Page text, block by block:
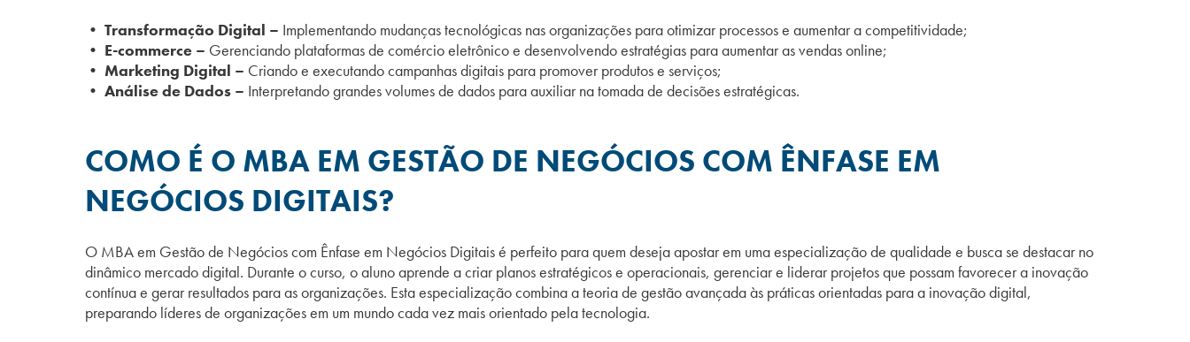
• Transformação Digital – Implementando mudanças tecnológicas nas organizações para otimizar processos e aumentar a competitividade;
• E-commerce – Gerenciando plataformas de comércio eletrônico e desenvolvendo estratégias para aumentar as vendas online;
• Marketing Digital – Criando e executando campanhas digitais para promover produtos e serviços;
• Análise de Dados – Interpretando grandes volumes de dados para auxiliar na tomada de decisões estratégicas.
COMO É O MBA EM GESTÃO DE NEGÓCIOS COM ÊNFASE EM
NEGÓCIOS DIGITAIS?
O MBA em Gestão de Negócios com Ênfase em Negócios Digitais é perfeito para quem deseja apostar em uma especialização de qualidade e busca se destacar no
dinâmico mercado digital. Durante o curso, o aluno aprende a criar planos estratégicos e operacionais, gerenciar e liderar projetos que possam favorecer a inovação
contínua e gerar resultados para as organizações. Esta especialização combina a teoria de gestão avançada às práticas orientadas para a inovação digital,
preparando líderes de organizações em um mundo cada vez mais orientado pela tecnologia.